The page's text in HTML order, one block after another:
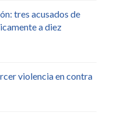
tres acusados de
a diez
violencia en contra